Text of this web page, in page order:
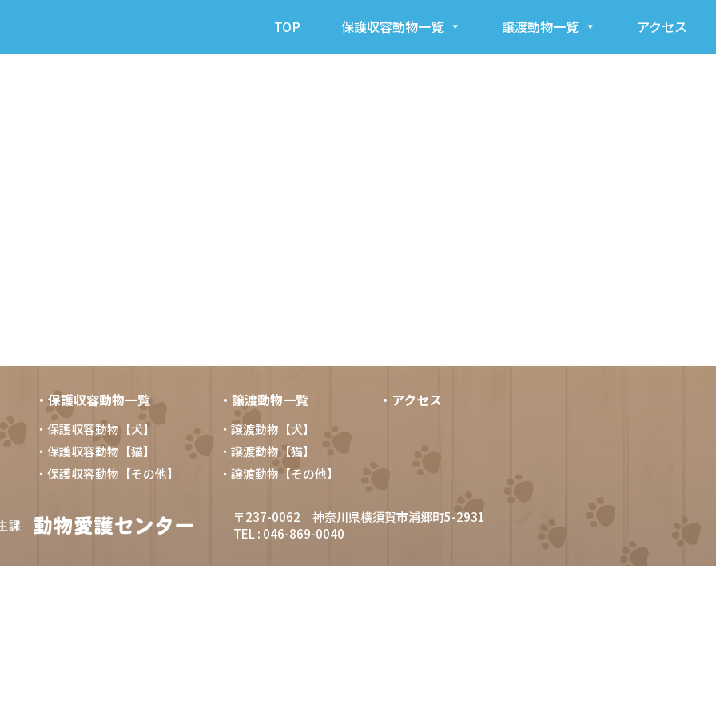
TOP 保護収容動物一覧 譲渡動物一覧 アクセス
・保護収容動物一覧
・保護収容動物【犬】
・保護収容動物【猫】
・保護収容動物【その他】
・譲渡動物一覧
・譲渡動物【犬】
・譲渡動物【猫】
・譲渡動物【その他】
・アクセス
〒237-0062 神奈川県横須賀市浦郷町5-2931
TEL : 046-869-0040